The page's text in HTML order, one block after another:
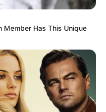
Tourist Information
Member Has This Unique